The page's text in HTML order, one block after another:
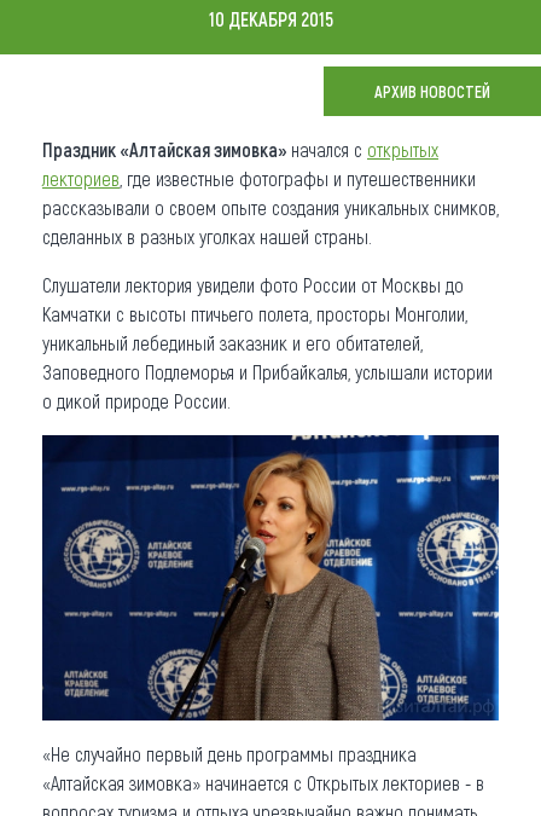
Новости
Что привезти (сувениры)
О регионе
Коллекция впечатлений
Другие рубрики
10 ДЕКАБРЯ 2015
АРХИВ НОВОСТЕЙ
Праздник «Алтайская зимовка» начался с открытых
лекториев , где известные фотографы и путешественники
рассказывали о своем опыте создания уникальных снимков,
сделанных в разных уголках нашей страны.
Слушатели лектория увидели фото России от Москвы до
Камчатки с высоты птичьего полета, просторы Монголии,
уникальный лебединый заказник и его обитателей,
Заповедного Подлеморья и Прибайкалья, услышали истории
о дикой природе России.
«Не случайно первый день программы праздника
«Алтайская зимовка» начинается с Открытых лекториев - в